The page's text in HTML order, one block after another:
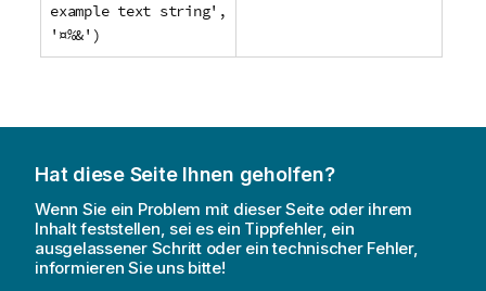
example text string',
'¤%&')
Hat diese Seite Ihnen geholfen?
Wenn Sie ein Problem mit dieser Seite oder ihrem
Inhalt feststellen, sei es ein Tippfehler, ein
ausgelassener Schritt oder ein technischer Fehler,
informieren Sie uns bitte!